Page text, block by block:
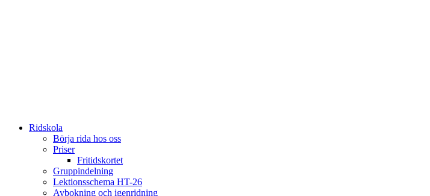
Ridskola
Börja rida hos oss
Priser
Fritidskortet
Gruppindelning
Lektionsschema HT-26
Avbokning och igenridning